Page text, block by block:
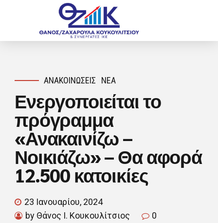
ΑΝΑΚΟΙΝΏΣΕΙΣ ΝΈΑ
Ενεργοποιείται το
πρόγραμμα
«Ανακαινίζω –
Νοικιάζω» – Θα αφορά
12.500 κατοικίες
23 Ιανουαρίου, 2024
by Θάνος Ι. Κουκουλίτσιος
0